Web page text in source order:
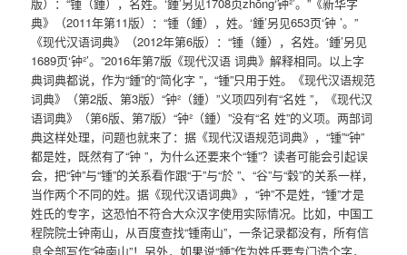
典》（2011年第11版）：“锺（鍾），姓。‘鍾’另见653页‘钟 ’。”
《现代汉语词典》（2012年第6版）：“锺（鍾），名姓。‘鍾’另见
1689页‘钟²’。”2016年第7版《现代汉语 词典》解释相同。以上字
典词典都说，作为“鍾”的“简化字 ”，“锺”只用于姓。《现代汉语规范
词典》（第2版、第3版）“钟²（鍾）”义项四列有“名姓 ”，《现代汉
语词典》（第6版、第7版）“钟²（鍾）”没有“名 姓”的义项。两部词
典这样处理，问题也就来了：据《现代汉语规范词典》，“锺”“钟”
都是姓，既然有了“钟 ”，为什么还要来个“锺”？读者可能会引起误
会，把“钟”与“锺”的关系看作跟“于”与“於 ”、“谷”与“穀”的关系一样，
当作两个不同的姓。据《现代汉语词典》，“钟”不是姓，“锺”才是
姓氏的专字，这恐怕不符合大众汉字使用实际情况。比如，中国工
程院院士钟南山，从百度查找“锺南山”，一条记录都没有，所有信
息全部写作“钟南山”！另外，如果说“鍾”作为姓氏要专门造个字，